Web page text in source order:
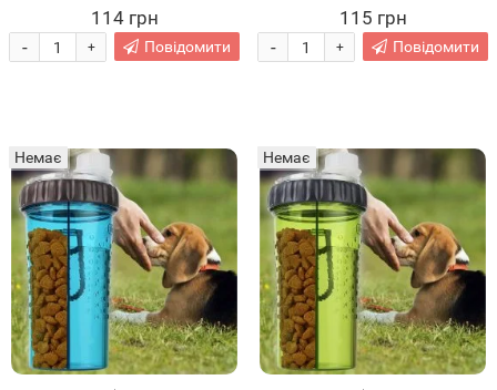
для собак з USB зарядкою L-
70см Червоний (205)
114 грн
+
- Повідомити
115 грн
+
- Повідомити
Немає Немає